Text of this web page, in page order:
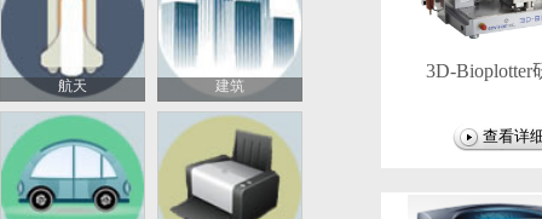
2026/04/15
Bambu Lab H2C
航天 建筑
3D-Bioplotter
查看详